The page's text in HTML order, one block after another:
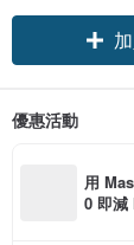
優惠活動
用
0 即減